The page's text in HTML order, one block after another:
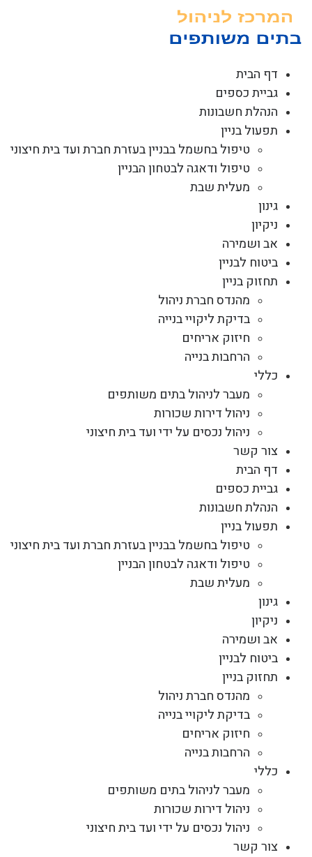
דף הבית
גביית כספים
הנהלת חשבונות
תפעול בניין
טיפול בחשמל בבניין בעזרת חברת ועד בית חיצוני
טיפול ודאגה לבטחון הבניין
מעלית שבת
גינון
ניקיון
אב ושמירה
ביטוח לבניין
תחזוק בניין
מהנדס חברת ניהול
בדיקת ליקויי בנייה
חיזוק אריחים
הרחבות בנייה
כללי
מעבר לניהול בתים משותפים
ניהול דירות שכורות
ניהול נכסים על ידי ועד בית חיצוני
צור קשר
דף הבית
גביית כספים
הנהלת חשבונות
תפעול בניין
טיפול בחשמל בבניין בעזרת חברת ועד בית חיצוני
טיפול ודאגה לבטחון הבניין
מעלית שבת
גינון
ניקיון
אב ושמירה
ביטוח לבניין
תחזוק בניין
מהנדס חברת ניהול
בדיקת ליקויי בנייה
חיזוק אריחים
הרחבות בנייה
כללי
מעבר לניהול בתים משותפים
ניהול דירות שכורות
ניהול נכסים על ידי ועד בית חיצוני
צור קשר